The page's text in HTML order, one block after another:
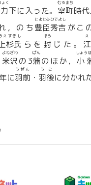
ょく
下に入った。 室町
むろまち
時代
，のち豊臣秀吉
とよとみひでよし
がこ
杉氏
えすぎし
らを 封
ほう
じた。
米沢
よねざわ
の3藩
ぱん
のほか， 小
しょう
に羽前
うぜん
・ 羽後
うご
に分かれ